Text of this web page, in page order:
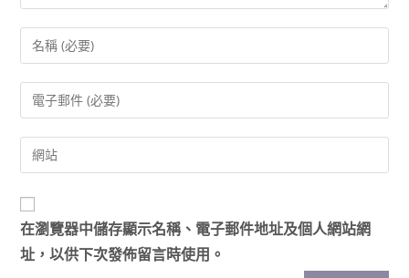
在瀏覽器中儲存顯示名稱、電子郵件地址及個人網站網
址，以供下次發佈留言時使用。